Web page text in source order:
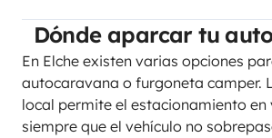
Dónde aparcar tu
En Elche existen varias opciones
autocaravana o furgoneta camper.
local permite el estacionamiento en
siempre que el vehículo no